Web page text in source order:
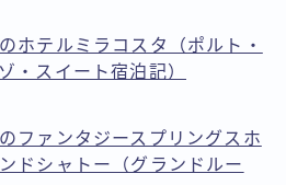
ホテルミラコスタ（ポルト・
・スイート宿泊記）
ファンタジースプリングスホ
ドシャトー（グランドルー